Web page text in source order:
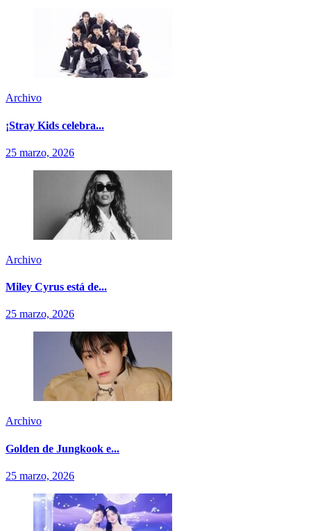
Archivo
¡Stray Kids celebra...
25 marzo, 2026
Archivo
Miley Cyrus está de...
25 marzo, 2026
Archivo
Golden de Jungkook e...
25 marzo, 2026